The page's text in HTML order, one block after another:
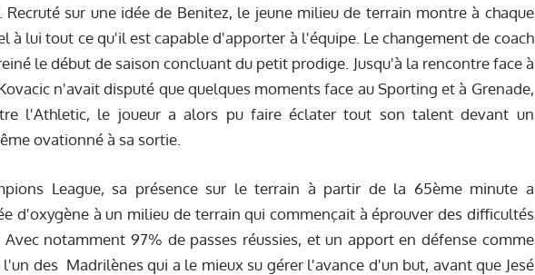
Recruté sur une idée de Benitez, le jeune milieu de terrain montre à chaque
à lui tout ce qu'il est capable d'apporter à l'équipe. Le changement de coach
le début de saison concluant du petit prodige. Jusqu'à la rencontre face à
n'avait disputé que quelques moments face au Sporting et à Grenade,
l'Athletic, le joueur a alors pu faire éclater tout son talent devant un
ovationné à sa sortie.
League, sa présence sur le terrain à partir de la 65ème minute a
d'oxygène à un milieu de terrain qui commençait à éprouver des difficultés
Avec notamment 97% de passes réussies, et un apport en défense comme
des Madrilènes qui a le mieux su gérer l'avance d'un but, avant que Jesé